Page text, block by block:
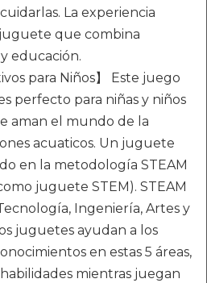
La experiencia
que combina
educación.
para Niños】 Este juego
perfecto para niñas y niños
aman el mundo de la
acuaticos. Un juguete
en la metodología STEAM
juguete STEM). STEAM
Ingeniería, Artes y
juguetes ayudan a los
en estas 5 áreas,
mientras juegan